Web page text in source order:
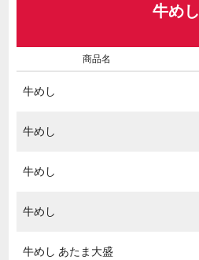
牛めし
商品名
牛めし
牛めし
牛めし
牛めし
牛めし あたま大盛